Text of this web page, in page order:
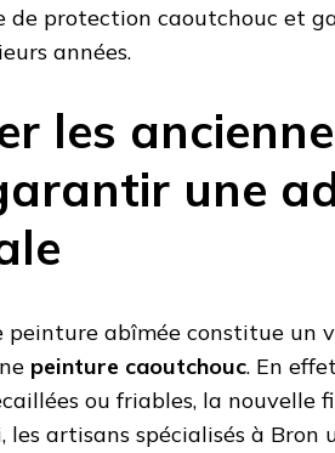
de protection caoutchouc et
années.
les
une
peinture abîmée constitue un
peinture caoutchouc. En
ou friables, la
les artisans spécialisés à